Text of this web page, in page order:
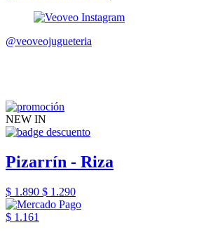
@veoveojugueteria
NEW IN
Pizarrín - Riza
$ 1.890 $ 1.290
$ 1.161